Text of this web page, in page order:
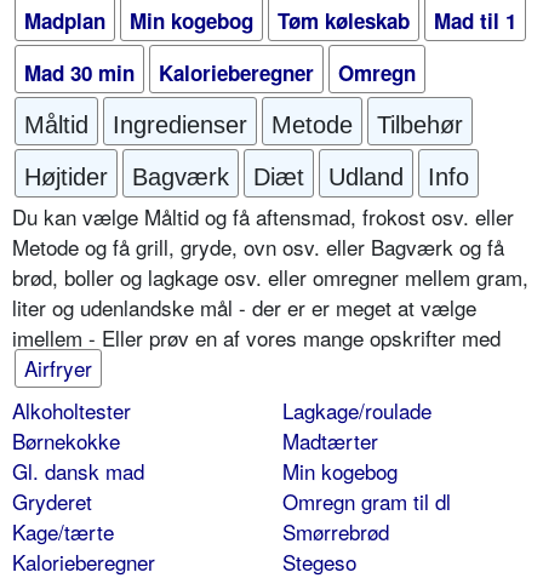
Madplan Min kogebog Tøm køleskab
Mad til 1
Mad 30 min
Kalorieberegner Omregn
Måltid Ingredienser Metode
Tilbehør
Højtider
Bagværk Diæt Udland Info
Du kan vælge Måltid og få aftensmad, frokost osv. eller
Metode og få grill, gryde, ovn osv. eller Bagværk og få
brød, boller og lagkage osv. eller omregner mellem gram,
liter og udenlandske mål - der er er meget at vælge
imellem - Eller prøv en af vores mange opskrifter med
Airfryer
Alkoholtester
Børnekokke
Gl. dansk mad
Gryderet
Kage/tærte
Kalorieberegner
Lagkage/roulade
Madtærter
Min kogebog
Omregn gram til dl
Smørrebrød
Stegeso